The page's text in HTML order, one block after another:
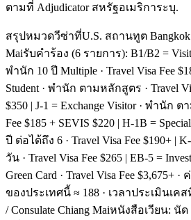
ตามที่ Adjudicator สหรัฐอเมริการะบุ.
สรุปหมวดวีซ่าที่U.S. สถานทูต Bangkok /
Maiรับคำร้อง (6 รายการ): B1/B2 =
พำนัก 10 ปี Multiple · Travel Visa Fee
Student · พำนัก ตามหลักสูตร · Travel
$350 | J-1 = Exchange Visitor · พำนัก ต
Fee $185 + SEVIS $220 | H-1B =
ปี ต่อได้ถึง 6 · Travel Visa Fee $190+ |
วัน · Travel Visa Fee $265 | EB-5 =
Green Card · Travel Visa Fee $3,675+ ·
ของประเทศนี้ ≈ 188 · เวลาประเมินเค
/ Consulate Chiang Maiหนังสือเวียน: นัด